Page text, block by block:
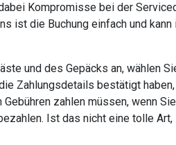
Kompromisse bei der
ist die Buchung einfach und kann
und des Gepäcks an, wählen
Zahlungsdetails bestätigt
zahlen müssen, wenn
Ist das nicht eine tolle